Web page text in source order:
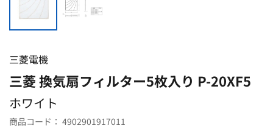
三菱電機
三菱 換気扇フィルター5枚入り P-20XF5
ホワイト
商品コード： 4902901917011